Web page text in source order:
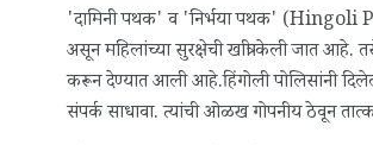
'दामिनी पथक' व 'निर्भया पथक' (Hingoli
असून महिलांच्या सुरक्षेची खात्री केली जात
करून देण्यात आली आहे.हिंगोली पोलिसांनी
संपर्क साधावा. त्यांची ओळख गोपनीय ठेवून